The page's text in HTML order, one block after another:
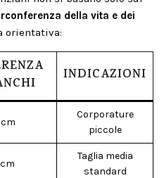
della vita e dei
orientativa:
INDICAZIONI
Corporature
piccole
cm
Taglia media
standard